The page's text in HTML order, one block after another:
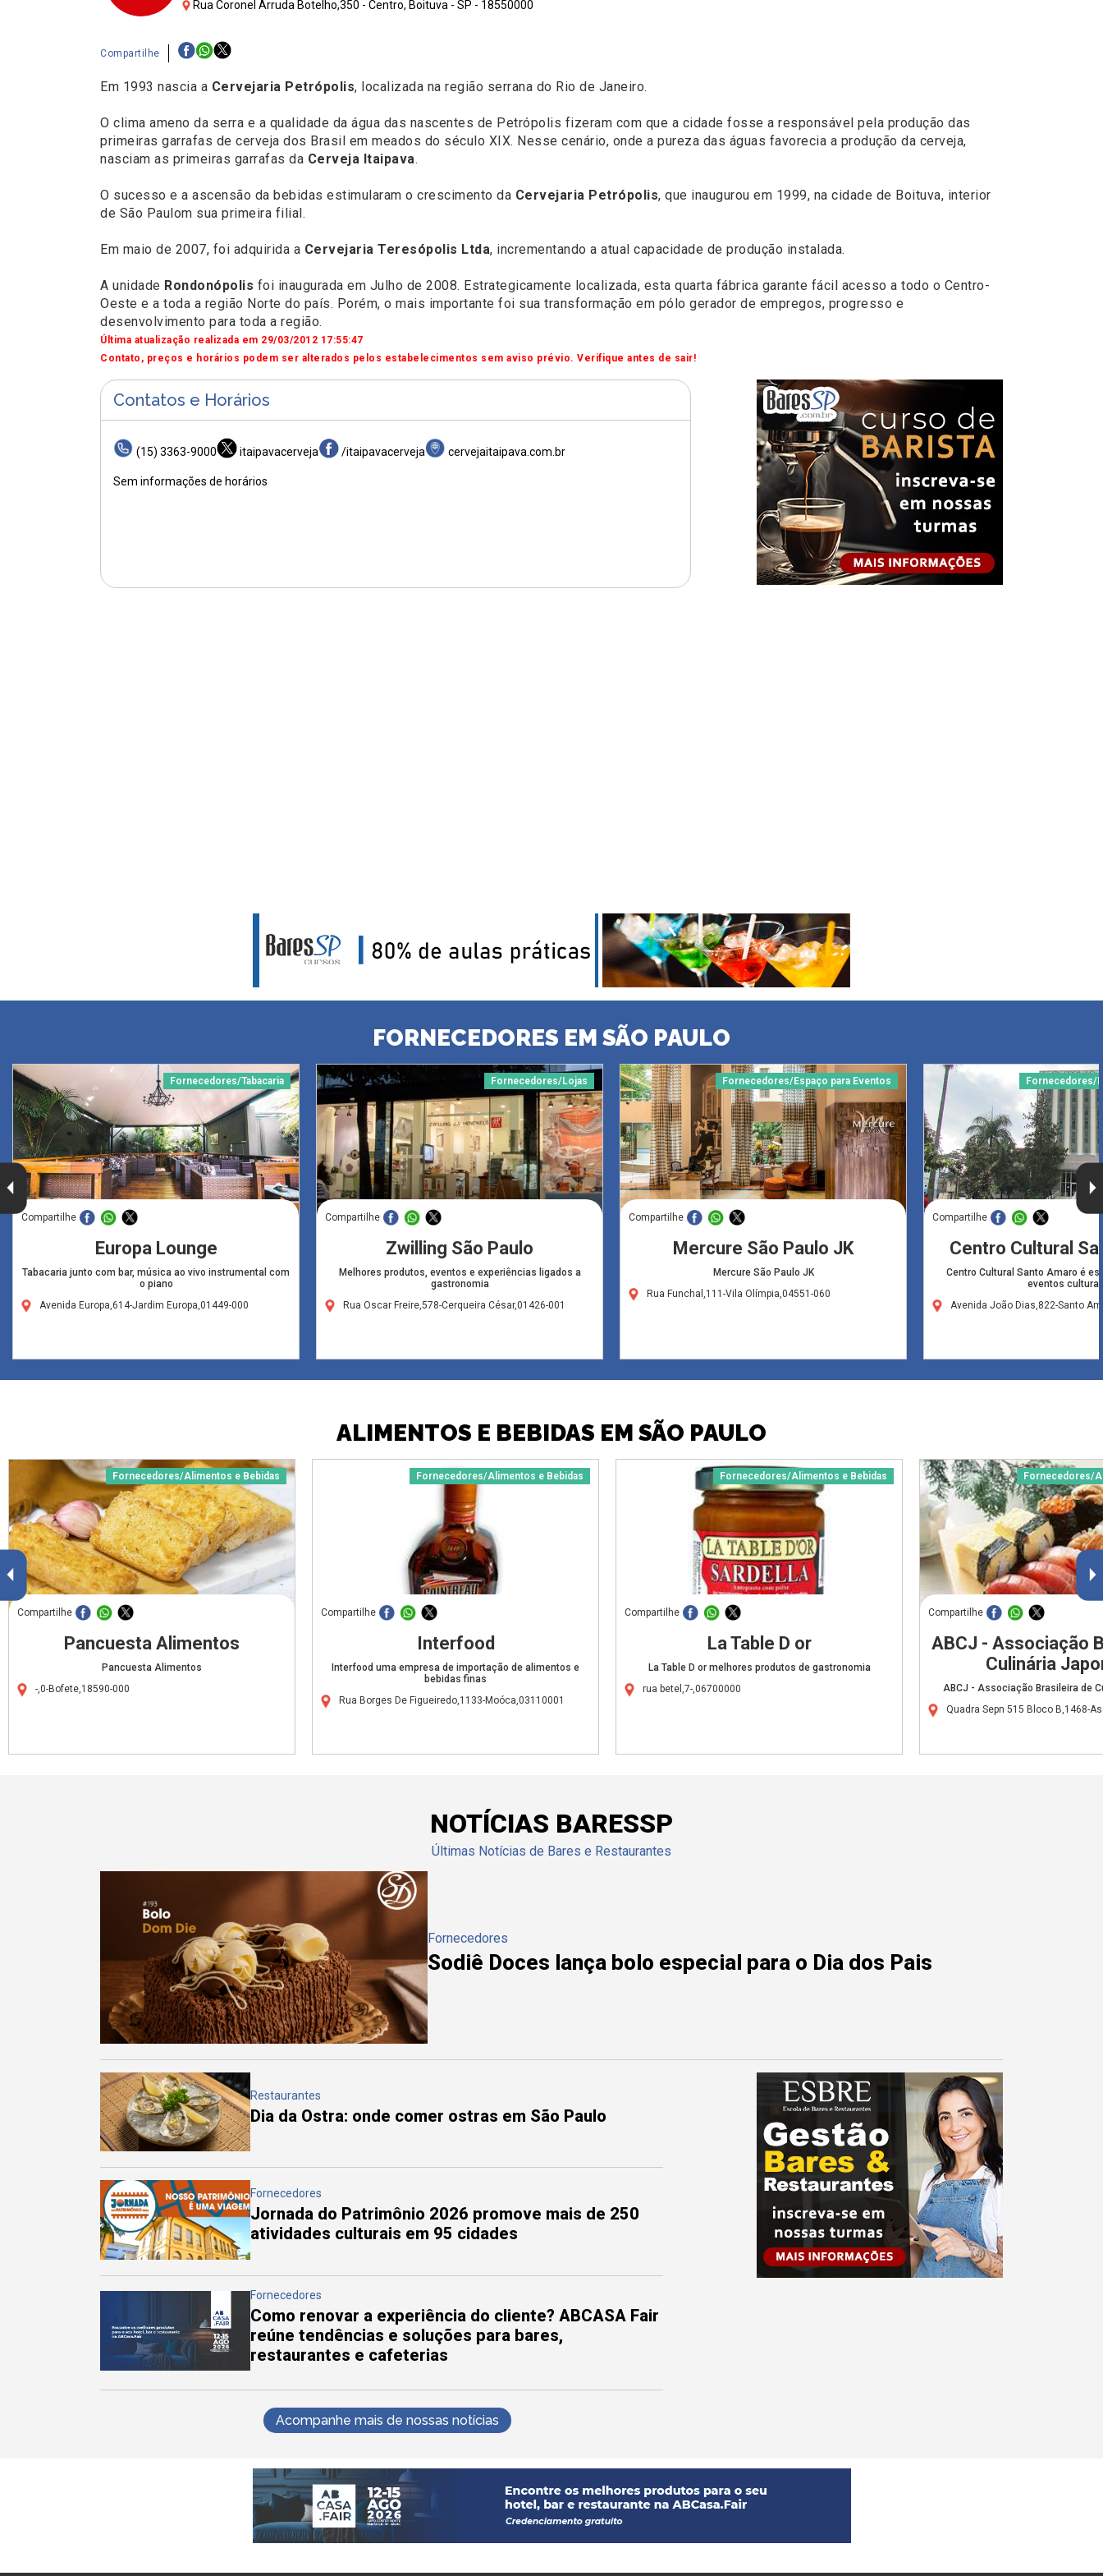
Rua Coronel Arruda Botelho,350 - Centro, Boituva - SP - 18550000
Compartilhe
Em 1993 nascia a Cervejaria Petrópolis, localizada na região serrana do Rio de Janeiro.
O clima ameno da serra e a qualidade da água das nascentes de Petrópolis fizeram com que a cidade fosse a responsável pela produção das
primeiras garrafas de cerveja dos Brasil em meados do século XIX. Nesse cenário, onde a pureza das águas favorecia a produção da cerveja,
nasciam as primeiras garrafas da Cerveja Itaipava.
O sucesso e a ascensão da bebidas estimularam o crescimento da Cervejaria Petrópolis, que inaugurou em 1999, na cidade de Boituva, interior
de São Paulom sua primeira filial.
Em maio de 2007, foi adquirida a Cervejaria Teresópolis Ltda, incrementando a atual capacidade de produção instalada.
A unidade Rondonópolis foi inaugurada em Julho de 2008. Estrategicamente localizada, esta quarta fábrica garante fácil acesso a todo o Centro-
Oeste e a toda a região Norte do país. Porém, o mais importante foi sua transformação em pólo gerador de empregos, progresso e
desenvolvimento para toda a região.
Última atualização realizada em 29/03/2012 17:55:47
Contato, preços e horários podem ser alterados pelos estabelecimentos sem aviso prévio. Verifique antes de sair!
Contatos e Horários
(15) 3363-9000 itaipavacerveja /itaipavacerveja cervejaitaipava.com.br
Sem informações de horários
FORNECEDORES EM SÃO PAULO
Fornecedores/Tabacaria
Compartilhe
Europa Lounge
Tabacaria junto com bar, música ao vivo instrumental com
o piano
Avenida Europa,614-Jardim Europa,01449-000
Fornecedores/Lojas
Compartilhe
Zwilling São Paulo
Melhores produtos, eventos e experiências ligados a
gastronomia
Rua Oscar Freire,578-Cerqueira César,01426-001
Fornecedores/Espaço para Eventos
Compartilhe
Mercure São Paulo JK
Mercure São Paulo JK
Rua Funchal,111-Vila Olímpia,04551-060
Fornecedores/
Compartilhe
Centro Cultural
Centro Cultural Santo Amaro é
eventos
Avenida João Dias,822-Santo
ALIMENTOS E BEBIDAS EM SÃO PAULO
Fornecedores/Alimentos e Bebidas
Compartilhe
Pancuesta Alimentos
Pancuesta Alimentos
-,0-Bofete,18590-000
Fornecedores/Alimentos e Bebidas
Compartilhe
Interfood
Interfood uma empresa de importação de alimentos e
bebidas finas
Rua Borges De Figueiredo,1133-Moóca,03110001
Fornecedores/Alimentos e Bebidas
Compartilhe
La Table D or
La Table D or melhores produtos de gastronomia
rua betel,7-,06700000
Fornecedores/
Compartilhe
ABCJ - Associação
Culinária
ABCJ - Associação Brasileira de
Quadra Sepn 515 Bloco B,1468-
NOTÍCIAS BARESSP
Últimas Notícias de Bares e Restaurantes
Fornecedores
Sodiê Doces lança bolo especial para o Dia dos Pais
Restaurantes
Dia da Ostra: onde comer ostras em São Paulo
Fornecedores
Jornada do Patrimônio 2026 promove mais de 250
atividades culturais em 95 cidades
Fornecedores
Como renovar a experiência do cliente? ABCASA Fair
reúne tendências e soluções para bares,
restaurantes e cafeterias
Acompanhe mais de nossas notícias